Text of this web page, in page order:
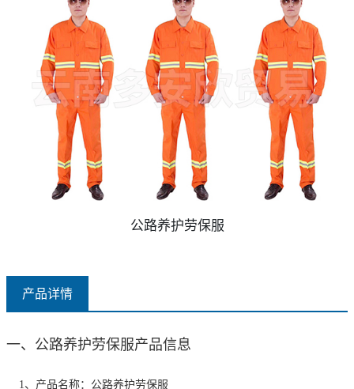
公路养护劳保服
产品详情
一、公路养护劳保服产品信息
1、产品名称：公路养护劳保服